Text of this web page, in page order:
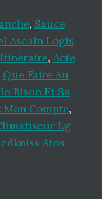
, Sauce
Ascain Logis
, Acte
Que Faire Au
Bison Et Sa
Compte,
Lg
Atos